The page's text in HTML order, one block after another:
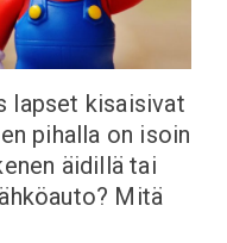
lapset kisaisivat
pihalla on isoin
äidillä tai
Mitä